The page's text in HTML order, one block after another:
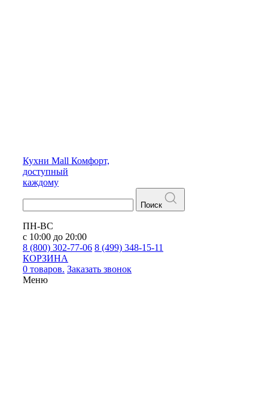
Кухни Mall Комфорт,
доступный
каждому
Поиск
ПН-ВС
с 10:00 до 20:00
8 (800) 302-77-06 8 (499) 348-15-11
КОРЗИНА
0 товаров. Заказать звонок
Меню